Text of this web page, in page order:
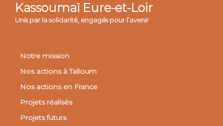
Kassoumaï Eure-et-Loir
Unis par la solidarité, engagés pour l’avenir
Notre mission
Nos actions à Talloum
Nos actions en France
Projets réalisés
Projets futurs